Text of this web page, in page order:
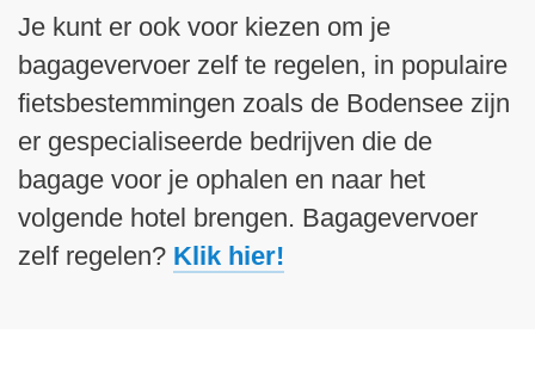
Je kunt er ook voor kiezen om je
bagagevervoer zelf te regelen, in populaire
fietsbestemmingen zoals de Bodensee zijn
er gespecialiseerde bedrijven die de
bagage voor je ophalen en naar het
volgende hotel brengen. Bagagevervoer
zelf regelen? Klik hier!